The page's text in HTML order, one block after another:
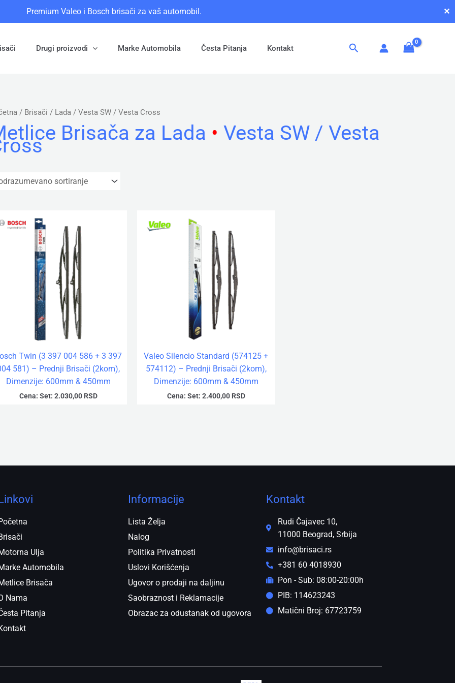
Premium Valeo i Bosch brisači za vaš automobil. ✕
Drugi proizvodi Marke Automobila Česta Pitanja Kontakt Pretraga
/ Brisači / Lada / Vesta SW / Vesta Cross
Brisača za Lada • Vesta SW / Vesta
Twin (3 397 004 586 + 3 397
581) – Prednji Brisači (2kom),
Dimenzije: 600mm & 450mm
Cena: Set: 2.030,00 RSD
Valeo Silencio Standard (574125 +
574112) – Prednji Brisači (2kom),
Dimenzije: 600mm & 450mm
Cena: Set: 2.400,00 RSD
Ulja
Automobila
Brisača
Nama
Pitanja
Informacije
Lista Želja
Nalog
Politika Privatnosti
Uslovi Korišćenja
Ugovor o prodaji na daljinu
Saobraznost i Reklamacije
Obrazac za odustanak od ugovora
Kontakt
Rudi Čajavec 10,
11000 Beograd, Srbija
info@brisaci.rs
+381 60 4018930
Pon - Sub: 08:00-20:00h
PIB: 114623243
Matični Broj: 67723759